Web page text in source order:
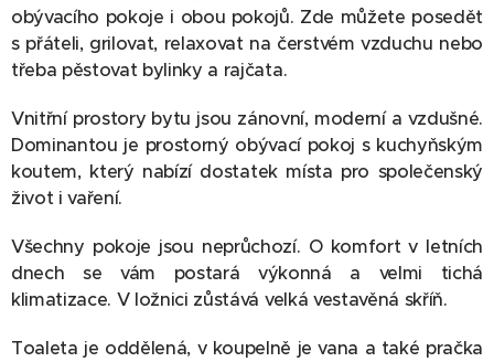
obývacího pokoje i obou pokojů. Zde můžete posedět
s přáteli, grilovat, relaxovat na čerstvém vzduchu nebo
třeba pěstovat bylinky a rajčata.
Vnitřní prostory bytu jsou zánovní, moderní a vzdušné.
Dominantou je prostorný obývací pokoj s kuchyňským
koutem, který nabízí dostatek místa pro společenský
život i vaření.
Všechny pokoje jsou neprůchozí. O komfort v letních
dnech se vám postará výkonná a velmi tichá
klimatizace. V ložnici zůstává velká vestavěná skříň.
Toaleta je oddělená, v koupelně je vana a také pračka